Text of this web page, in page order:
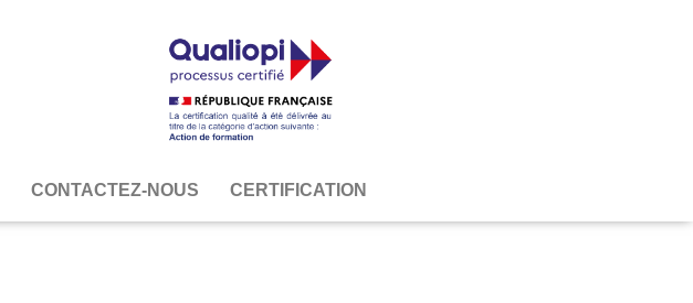
CONTACTEZ-NOUS CERTIFICATION